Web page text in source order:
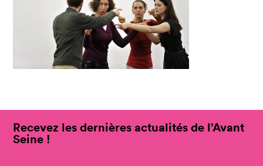
Recevez les dernières actualités de l’Avant
Seine !